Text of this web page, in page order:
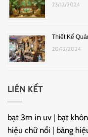
23/12/2024
Thiết Kế
20/12/2024
LIÊN KẾT
bạt 3m in uv | bạt
hiệu chữ nổi | bảng